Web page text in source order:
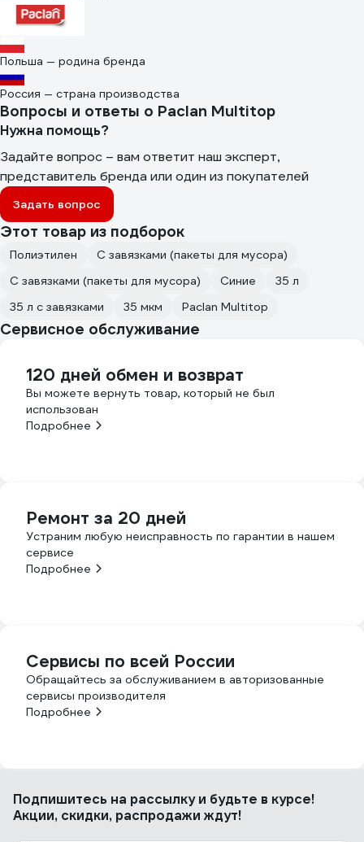
Польша — родина бренда
Россия — страна производства
Вопросы и ответы о Paclan Multitop
Нужна помощь?
Задайте вопрос – вам ответит наш эксперт,
представитель бренда или один из покупателей
Задать вопрос
Этот товар из подборок
Полиэтилен
С завязками (пакеты для мусора)
С завязками (пакеты для мусора)
Синие
35 л
35 л с завязками
35 мкм Paclan Multitop
Сервисное обслуживание
120 дней обмен и возврат
Вы можете вернуть товар, который не был
использован
Подробнее
Ремонт за 20 дней
Устраним любую неисправность по гарантии в нашем
сервисе
Подробнее
Сервисы по всей России
Обращайтесь за обслуживанием в авторизованные
сервисы производителя
Подробнее
Подпишитесь на рассылкуи будьте в курсе!
Акции, скидки, распродажи ждут!